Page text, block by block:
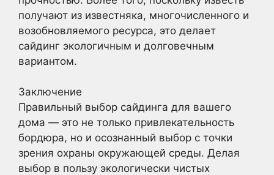
получают из известняка, многочисленного и
возобновляемого ресурса, это делает
сайдинг экологичным и долговечным
вариантом.
Заключение
Правильный выбор сайдинга для вашего
дома — это не только привлекательность
бордюра, но и осознанный выбор с точки
зрения охраны окружающей среды. Делая
выбор в пользу экологически чистых